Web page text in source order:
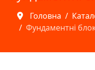
Головна
Фундаментні